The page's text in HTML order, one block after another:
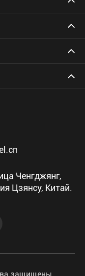
Ченгджянг,
Цзянсу, Китай.